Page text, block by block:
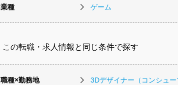
業種 ゲーム
この転職・求人情報と同じ条件で探す
職種×勤務地 3Dデザイナー（コンシュ